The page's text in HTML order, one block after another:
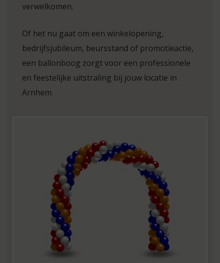
verwelkomen.
Of het nu gaat om een winkelopening,
bedrijfsjubileum, beursstand of promotieactie,
een ballonboog zorgt voor een professionele
en feestelijke uitstraling bij jouw locatie in
Arnhem.